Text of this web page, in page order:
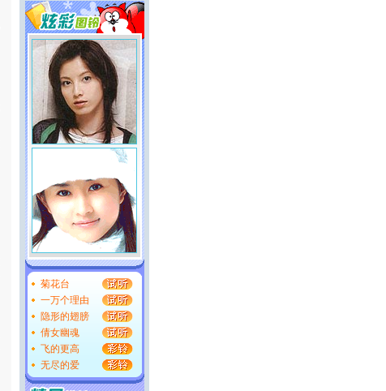
菊花台
一万个理由
隐形的翅膀
倩女幽魂
飞的更高
无尽的爱